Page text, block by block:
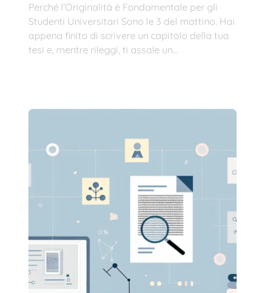
Perché l’Originalità è Fondamentale per gli
Studenti Universitari Sono le 3 del mattino. Hai
appena finito di scrivere un capitolo della tua
tesi e, mentre rileggi, ti assale un…